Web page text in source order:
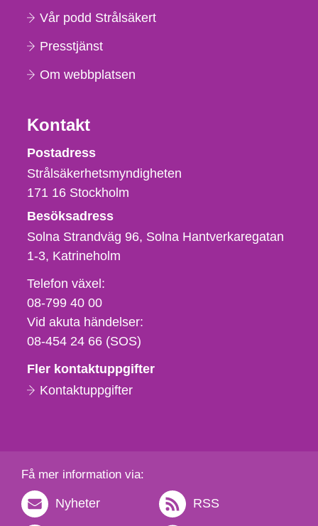
Vår podd Strålsäkert
Presstjänst
Om webbplatsen
Kontakt
Strålsäkerhetsmyndigheten
Postadress
Strålsäkerhetsmyndigheten
171 16 Stockholm
Besöksadress
Solna Strandväg 96, Solna Hantverkaregatan
1-3 Katrineholm
Telefon,
fax
och
e-
Telefon växel:
08-799 40 00
Vid akuta händelser:
08-454 24 66 (SOS)
Fler kontaktuppgifter
Kontaktuppgifter
Få mer information via:
Nyheter RSS